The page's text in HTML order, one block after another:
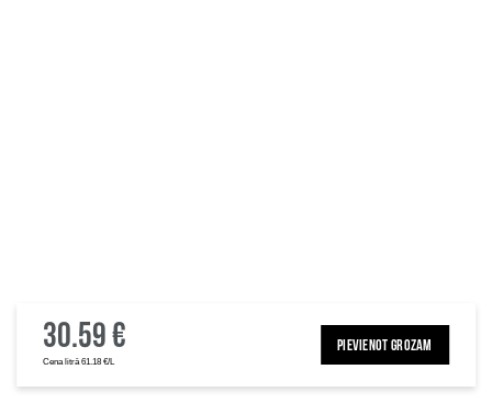
30.59 €
Cena litrā 61.18 €/L
PIEVIENOT GROZAM